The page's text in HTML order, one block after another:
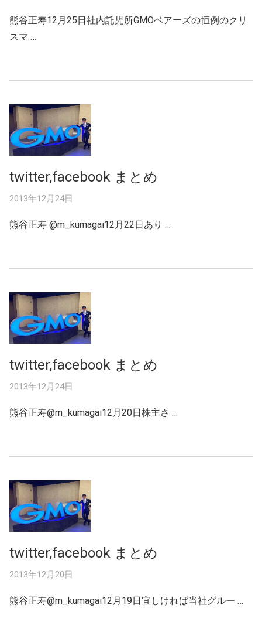
熊谷正寿12月25日社内託児所GMOベアーズの恒例のクリ
スマ …
twitter,facebook まとめ
2013年12月24日
熊谷正寿 ‏@m_kumagai12月22日あり …
twitter,facebook まとめ
2013年12月24日
熊谷正寿‏@m_kumagai12月20日株主さ …
twitter,facebook まとめ
2013年12月20日
熊谷正寿@m_kumagai12月19日宜しければ当社グルー …